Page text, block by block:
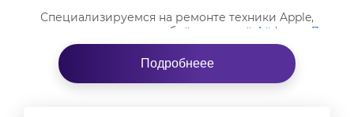
Специализируемся на ремонте техники Apple,
поэтому справимся с любой поломкой
Айфонов 7
прочих гаджетов этого бренда. Проблема может
возникнуть из-за механического повреждения
телефона, попадания внутрь влаги или воды, а
также из-за банального износа деталей. Неважно,
Подробнеее